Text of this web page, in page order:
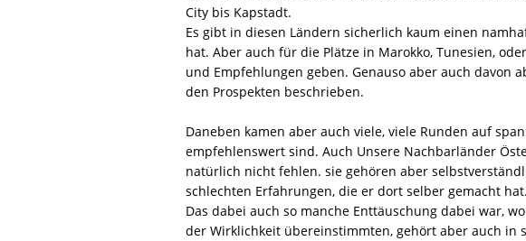
City bis Kapstadt.
Es gibt in diesen Ländern sicherlich kaum einen
hat. Aber auch für die Plätze in Marokko, Tunesien,
und Empfehlungen geben. Genauso aber auch davon
den Prospekten beschrieben.
Daneben kamen aber auch viele, viele Runden auf
empfehlenswert sind. Auch Unsere Nachbarländer
natürlich nicht fehlen. sie gehören aber
schlechten Erfahrungen, die er dort selber gemacht hat.
Das dabei auch so manche Enttäuschung dabei war,
der Wirklichkeit übereinstimmten, gehört aber auch in